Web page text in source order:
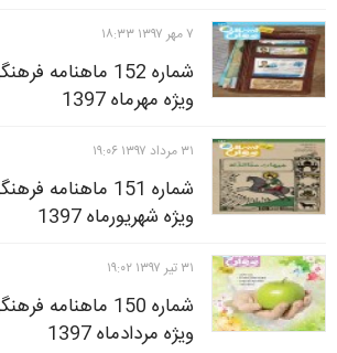
۷ مهر ۱۳۹۷ ۱۸:۳۳
شماره 152
ویژه مهرماه 1397
۳۱ مرداد ۱۳۹۷ ۱۹:۰۶
شماره 151
ویژه شهریورماه 1397
۳۱ تير ۱۳۹۷ ۱۹:۰۲
شماره 150
ویژه مردادماه 1397